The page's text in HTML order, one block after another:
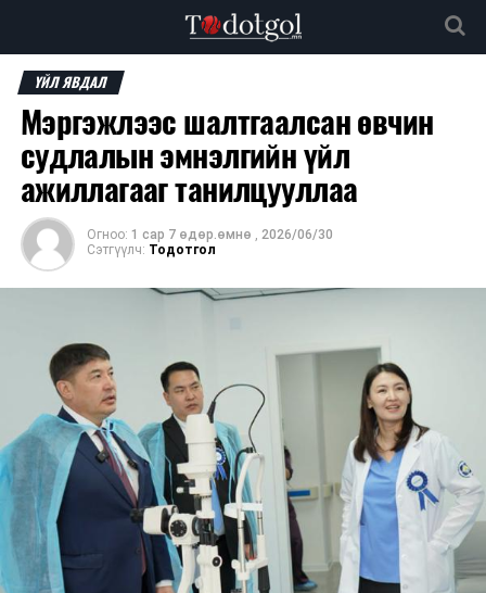
ҮЙЛ ЯВДАЛ
Мэргэжлээс шалтгаалсан өвчин
судлалын эмнэлгийн үйл
ажиллагааг танилцууллаа
Огноо: 1 сар 7 өдөр.өмнө , 2026/06/30
Сэтгүүлч: Тодотгол